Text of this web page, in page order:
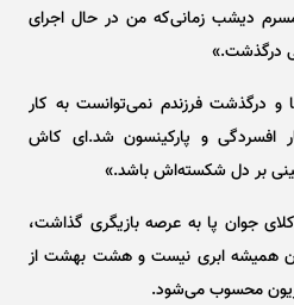
دیشب زمانی‌که من در حال اجرای
درگذشت.»
و درگذشت فرزندم نمی‌توانست به کار
افسردگی و پارکینسون شد.‌ای کاش
بر دل شکسته‌اش باشد.»
جوان پا به عرصه بازیگری گذاشت،
همیشه ابری نیست و هشت بهشت از
محسوب می‌شود.